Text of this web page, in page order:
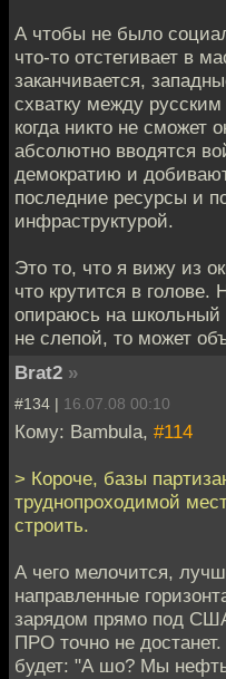
А чтобы не было
что-то отстегивает в
заканчивается,
схватку между
когда никто не сможет
абсолютно вводятся
демократию и
последние ресурсы и
инфраструктурой.
Это то, что я вижу из
что крутится в голове.
опираюсь на школьный
не слепой, то может
Brat2 »
#134 | 16.07.08 00:10
Кому: Bambula, #114
> Короче, базы
труднопроходимой
строить.
А чего мелочится,
направленные
зарядом прямо под
ПРО точно не
будет: "А шо? Мы